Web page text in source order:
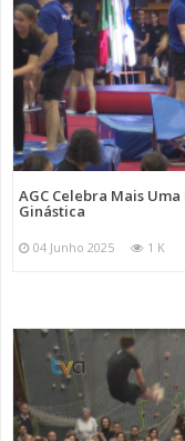
AGC Celebra Mais
Ginástica
04 Junho 2025 1 K